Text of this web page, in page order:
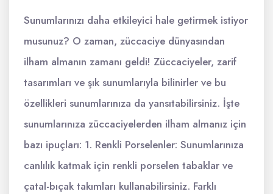
Sunumlarınızı daha etkileyici hale getirmek istiyor
musunuz? O zaman, züccaciye dünyasından
ilham almanın zamanı geldi! Züccaciyeler, zarif
tasarımları ve şık sunumlarıyla bilinirler ve bu
özellikleri sunumlarınıza da yansıtabilirsiniz. İşte
sunumlarınıza züccaciyelerden ilham almanız için
bazı ipuçları: 1. Renkli Porselenler: Sunumlarınıza
canlılık katmak için renkli porselen tabaklar ve
çatal-bıçak takımları kullanabilirsiniz. Farklı